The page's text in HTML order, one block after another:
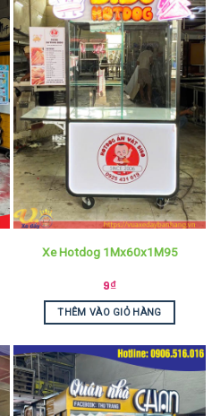
Xe Hotdog 1Mx60x1M95
9₫
THÊM VÀO GIỎ HÀNG